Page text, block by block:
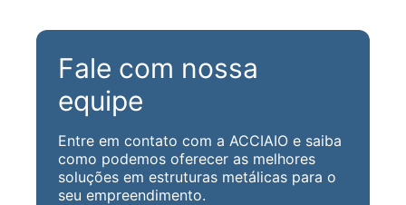
Fale com nossa
equipe
Entre em contato com a ACCIAIO e saiba
como podemos oferecer as melhores
soluções em estruturas metálicas para o
seu empreendimento.